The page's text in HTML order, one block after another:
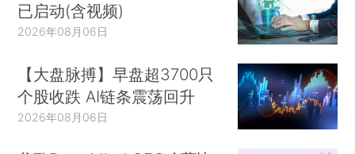
已启动(含视频)
2026年08月06日
【大盘脉搏】早盘超3700只
个股收跌 AI链条震荡回升
2026年08月06日